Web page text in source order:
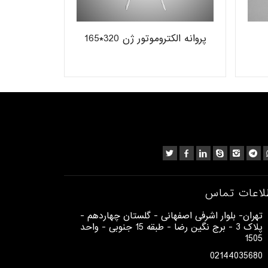
پروانه الکتروموتور ژن 320*165
تماس
​تهران- بلوار اشرفی اصفهانی - گلستان چهاردهم -
پلاک 3 - برج نگین رضا - طبقه 15 جنوبی - واحد
1505​
02144035680